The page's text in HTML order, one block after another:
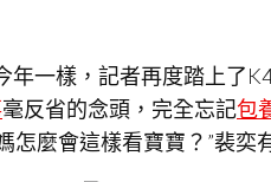
一樣，記者再度踏上了
毫反省的念頭，完全忘記包
怎麼會這樣看寶寶？”裴奕